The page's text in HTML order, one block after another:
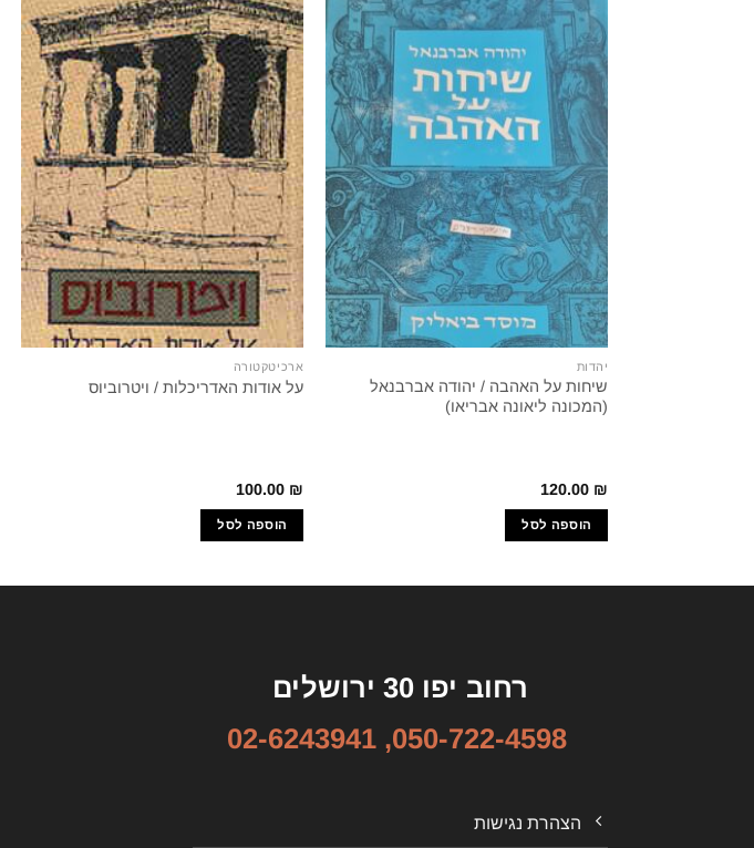
יהדות
שיחות על האהבה / יהודה אברבנאל
(המכונה ליאונה אבריאו)
120.00 ₪
הוספה לסל
ארכיטקטורה
על אודות האדריכלות / ויטרוביוס
100.00 ₪
הוספה לסל
רחוב יפו 30 ירושלים
050-722-4598
,
02-6243941
הצהרת נגישות